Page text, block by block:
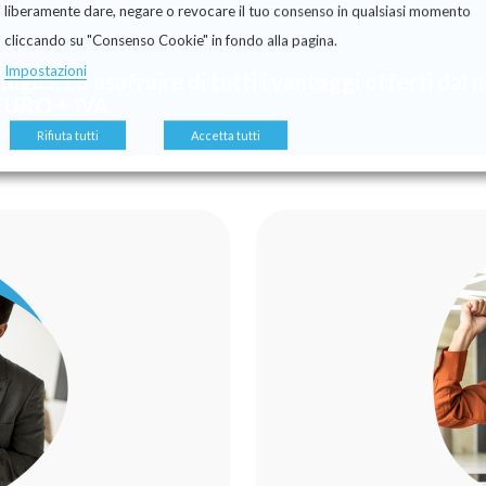
ed usufruire di tutti i vantaggi offerti dal
+ IVA.
liberamente dare, negare o revocare il tuo consenso in qualsiasi momento
cliccando su "Consenso Cookie" in fondo alla pagina.
Impostazioni
Rifiuta tutti Accetta tutti